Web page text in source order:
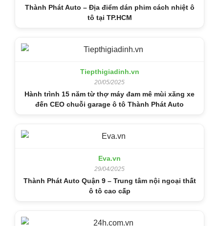
Thành Phát Auto – Địa điểm dán phim cách nhiệt ô
tô tại TP.HCM
Tiepthigiadinh.vn
20/05/2025
Hành trình 15 năm từ thợ máy đam mê mùi xăng xe
đến CEO chuỗi garage ô tô Thành Phát Auto
Eva.vn
29/04/2025
Thành Phát Auto Quận 9 – Trung tâm nội ngoại thất
ô tô cao cấp